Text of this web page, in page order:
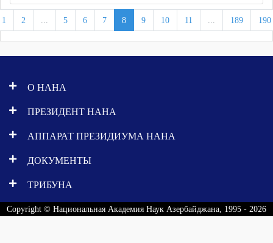
1 2 ... 5 6 7 8 9 10 11 ... 189 190
О НАНА
ПРЕЗИДЕНТ НАНА
АППАРАТ ПРЕЗИДИУМА НАНА
ДОКУМЕНТЫ
ТРИБУНА
Copyright © Национальная Академия Наук Азербайджана, 1995 - 2026